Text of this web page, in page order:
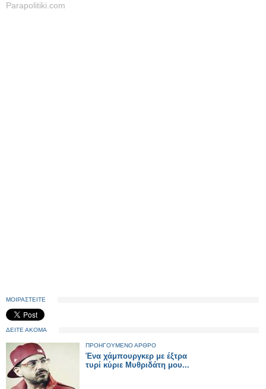
Parapolitiki.com
ΜΟΙΡΑΣΤΕΙΤΕ
ΔΕΙΤΕ ΑΚΟΜΑ
ΠΡΟΗΓΟΥΜΕΝΟ ΑΡΘΡΟ
Ένα χάμπουργκερ με έξτρα
τυρί κύριε Μυθριδάτη μου...